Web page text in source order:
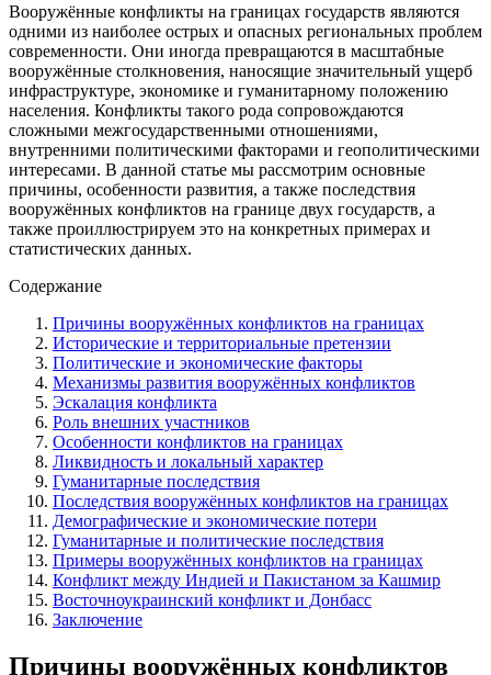
Вооружённые конфликты на границах государств являются
одними из наиболее острых и опасных региональных проблем
современности. Они иногда превращаются в масштабные
вооружённые столкновения, наносящие значительный ущерб
инфраструктуре, экономике и гуманитарному положению
населения. Конфликты такого рода сопровождаются
сложными межгосударственными отношениями,
внутренними политическими факторами и геополитическими
интересами. В данной статье мы рассмотрим основные
причины, особенности развития, а также последствия
вооружённых конфликтов на границе двух государств, а
также проиллюстрируем это на конкретных примерах и
статистических данных.
Содержание
Причины вооружённых конфликтов на границах
Исторические и территориальные претензии
Политические и экономические факторы
Механизмы развития вооружённых конфликтов
Эскалация конфликта
Роль внешних участников
Особенности конфликтов на границах
Ликвидность и локальный характер
Гуманитарные последствия
Последствия вооружённых конфликтов на границах
Демографические и экономические потери
Гуманитарные и политические последствия
Примеры вооружённых конфликтов на границах
Конфликт между Индией и Пакистаном за Кашмир
Восточноукраинский конфликт и Донбасс
Заключение
Причины вооружённых конфликтов